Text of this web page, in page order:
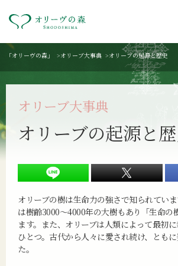
「オリーヴの森」 >オリーブ大事典 >オリーブの起源と歴史
オリーブ大事典
オリーブの起源と
オリーブの樹は生命力の強さで知られてい
は樹齢3000～4000年の大樹もあり「生命の
ます。また、オリーブは人類によって最初
ひとつ。古代から人々に愛され続け、とも
た。